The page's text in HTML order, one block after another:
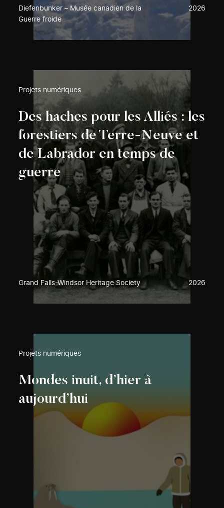
Diefenbunker – Musée canadien de la
Guerre froide
2026
Projets numériques
Des haches pour les Alliés : les
forestiers de Terre-Neuve et
de Labrador en temps de
guerre
Grand Falls-Windsor Heritage Society 2026
Projets numériques
Mondes inuit, d’hier à
aujourd’hui